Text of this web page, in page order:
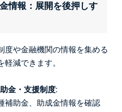
情報：展開を後押しす
度や金融機関の情報を集める
軽減できます。
金・支援制度:
補助金、助成金情報を確認